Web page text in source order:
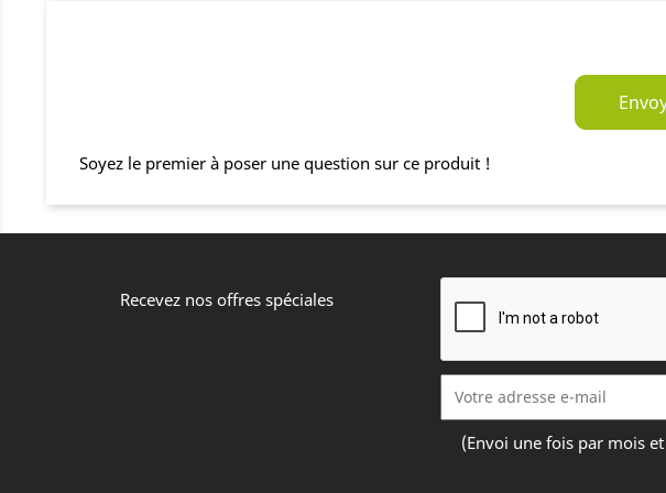
Soyez le premier à poser une question sur ce produit !
Recevez nos offres spéciales
(Envoi une fois par mois